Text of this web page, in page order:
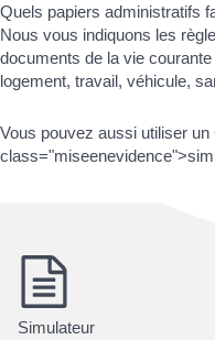
Quels papiers administratifs
Nous vous indiquons les
documents de la vie
logement, travail, véhicule,
Vous pouvez aussi utiliser un
Simulateur